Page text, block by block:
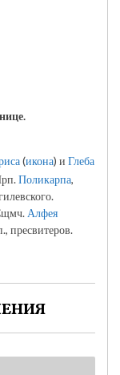
(икона) и Глеба
Поликарпа,
Алфея
пресвитеров.